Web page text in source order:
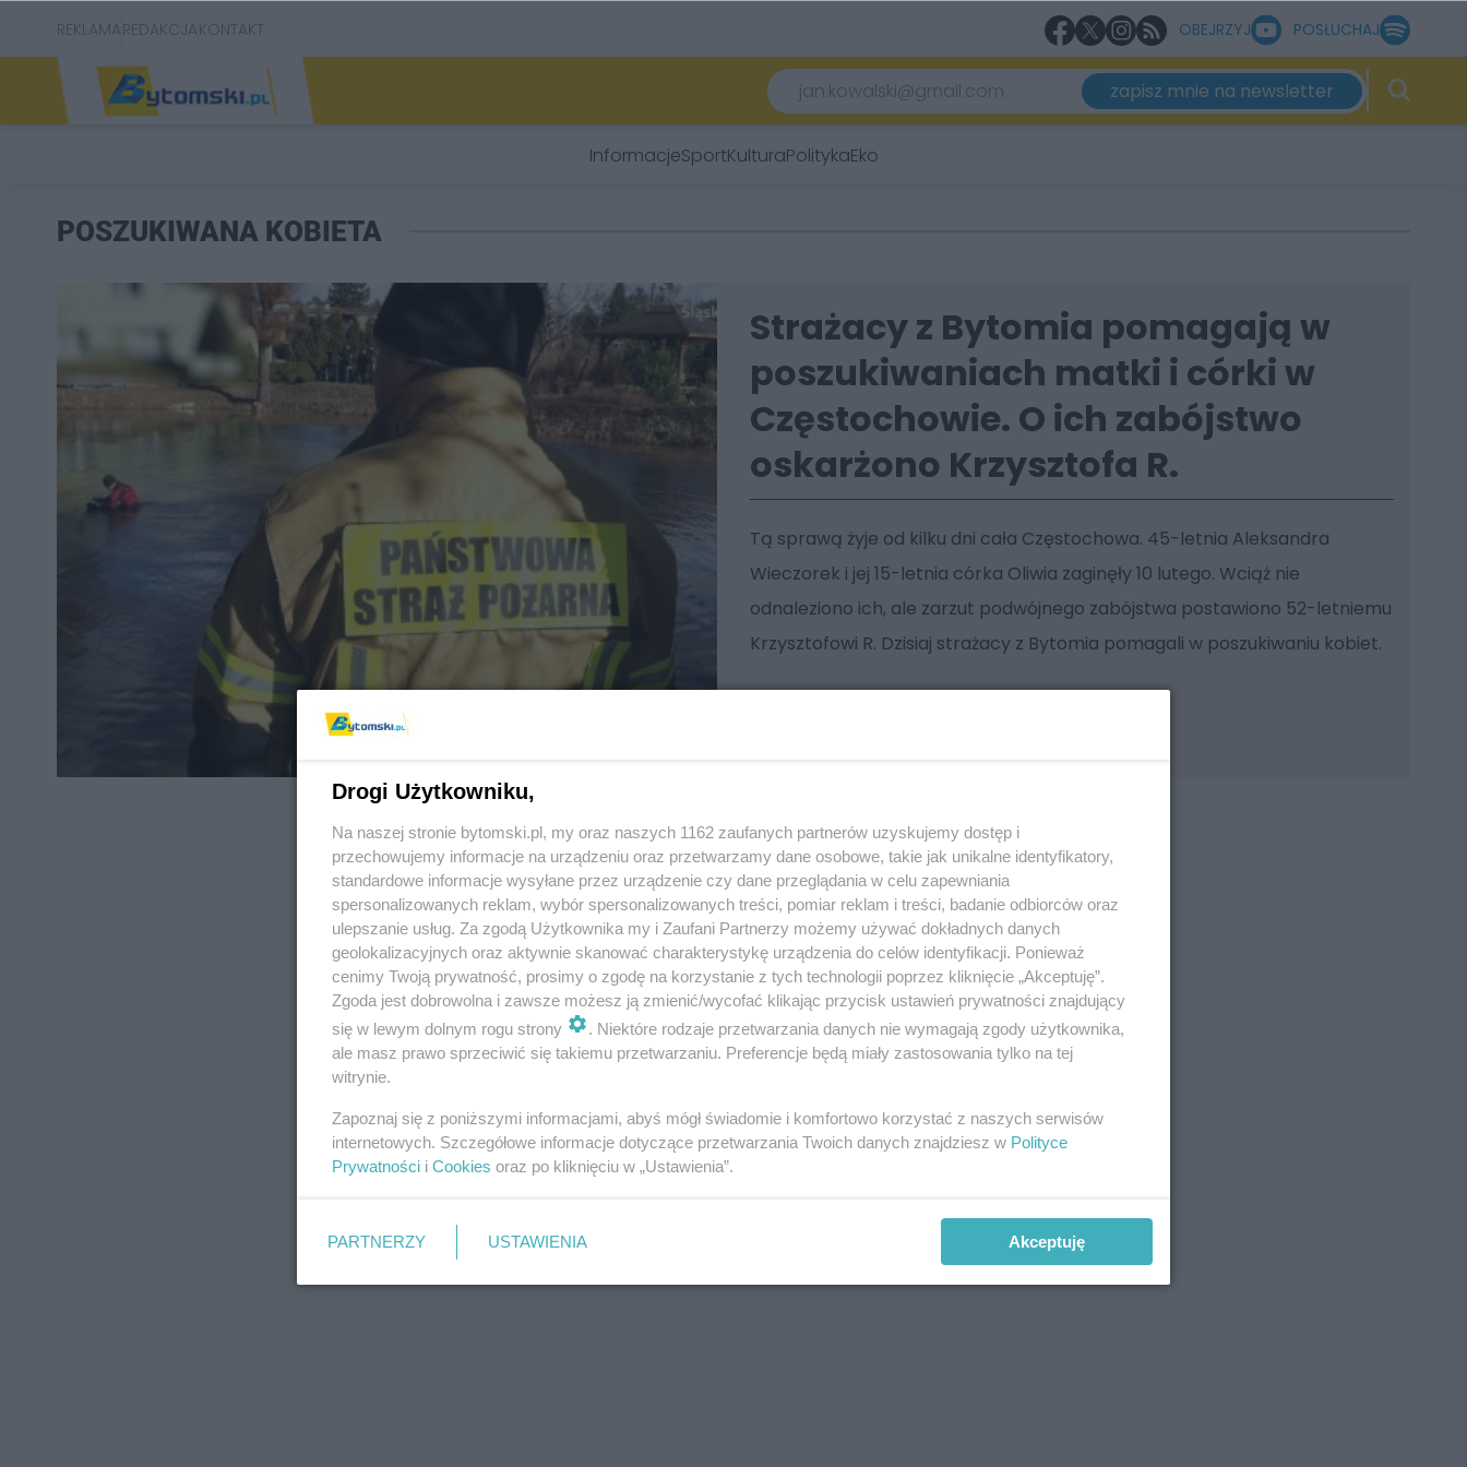
REKLAMAREDAKCJAKONTAKT OBEJRZYJ POSŁUCHAJ
zapisz mnie na newsletter
InformacjeSportKulturaPolitykaEko
POSZUKIWANA KOBIETA
Strażacy z Bytomia pomagają w
poszukiwaniach matki i córki w
Częstochowie. O ich zabójstwo
oskarżono Krzysztofa R.
Tą sprawą żyje od kilku dni cała Częstochowa. 45-letnia Aleksandra
Wieczorek i jej 15-letnia córka Oliwia zaginęły 10 lutego. Wciąż nie
odnaleziono ich, ale zarzut podwójnego zabójstwa postawiono 52-letniemu
Krzysztofowi R. Dzisiaj strażacy z Bytomia pomagali w poszukiwaniu kobiet.
REKLAMA REKLAMA
Drogi Użytkowniku,
Na naszej stronie bytomski.pl, my oraz naszych 1162 zaufanych partnerów uzyskujemy dostęp i
przechowujemy informacje na urządzeniu oraz przetwarzamy dane osobowe, takie jak unikalne identyfikatory,
standardowe informacje wysyłane przez urządzenie czy dane przeglądania w celu zapewniania
spersonalizowanych reklam, wybór spersonalizowanych treści, pomiar reklam i treści, badanie odbiorców oraz
ulepszanie usług. Za zgodą Użytkownika my i Zaufani Partnerzy możemy używać dokładnych danych
geolokalizacyjnych oraz aktywnie skanować charakterystykę urządzenia do celów identyfikacji. Ponieważ
cenimy Twoją prywatność, prosimy o zgodę na korzystanie z tych technologii poprzez kliknięcie „Akceptuję”.
Zgoda jest dobrowolna i zawsze możesz ją zmienić/wycofać klikając przycisk ustawień prywatności znajdujący
się w lewym dolnym rogu strony
. Niektóre rodzaje przetwarzania danych nie wymagają zgody użytkownika,
ale masz prawo sprzeciwić się takiemu przetwarzaniu. Preferencje będą miały zastosowania tylko na tej
witrynie.
Zapoznaj się z poniższymi informacjami, abyś mógł świadomie i komfortowo korzystać z naszych serwisów
internetowych. Szczegółowe informacje dotyczące przetwarzania Twoich danych znajdziesz w Polityce
Prywatności i Cookies oraz po kliknięciu w „Ustawienia”.
PARTNERZY USTAWIENIA Akceptuję